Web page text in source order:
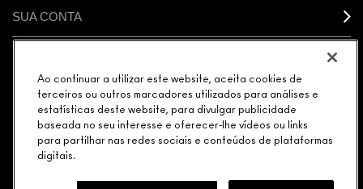
SUA CONTA
GERENCIAR COOKIES DO SITE
© MAKE-UP ART COSMETICS. TODOS OS DIREITOS MUNDIAIS
Ao continuar a utilizar este website, aceita cookies de
terceiros ou outros marcadores utilizados para análises e
estatísticas deste website, para divulgar publicidade
baseada no seu interesse e oferecer-lhe vídeos ou links
para partilhar nas redes sociais e conteúdos de plataformas
digitais.